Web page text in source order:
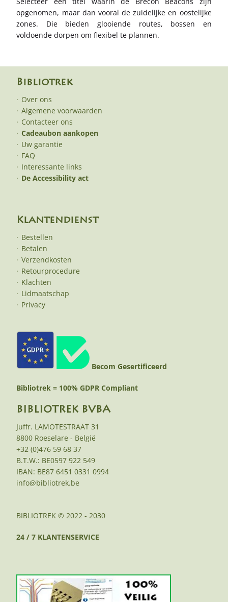
opgenomen, maar dan vooral de zuidelijke en oostelijke
zones. Die bieden glooiende routes, bossen en
voldoende dorpen om flexibel te plannen.
Bibliotrek
Over ons
Algemene voorwaarden
Contacteer ons
Cadeaubon aankopen
Uw garantie
FAQ
Interessante links
De Accessibility act
Klantendienst
Bestellen
Betalen
Verzendkosten
Retourprocedure
Klachten
Lidmaatschap
Privacy
Becom Gesertificeerd
Bibliotrek = 100% GDPR Compliant
BIBLIOTREK BVBA
Juffr. LAMOTESTRAAT 31
8800 Roeselare - België
+32 (0)476 59 68 37
B.T.W.: BE0597 922 549
IBAN: BE87 6451 0331 0994
info@bibliotrek.be
BIBLIOTREK © 2022 - 2030
24 / 7 KLANTENSERVICE